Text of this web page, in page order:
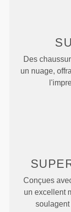
Des
un nuage,
Conçues
un excellent